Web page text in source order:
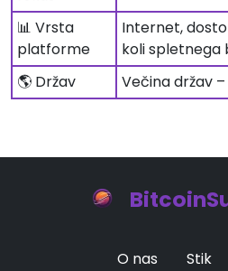
📊 Vrsta
platforme
Internet,
koli spletnega
🌎 Držav
Večina držav
O nas Stik